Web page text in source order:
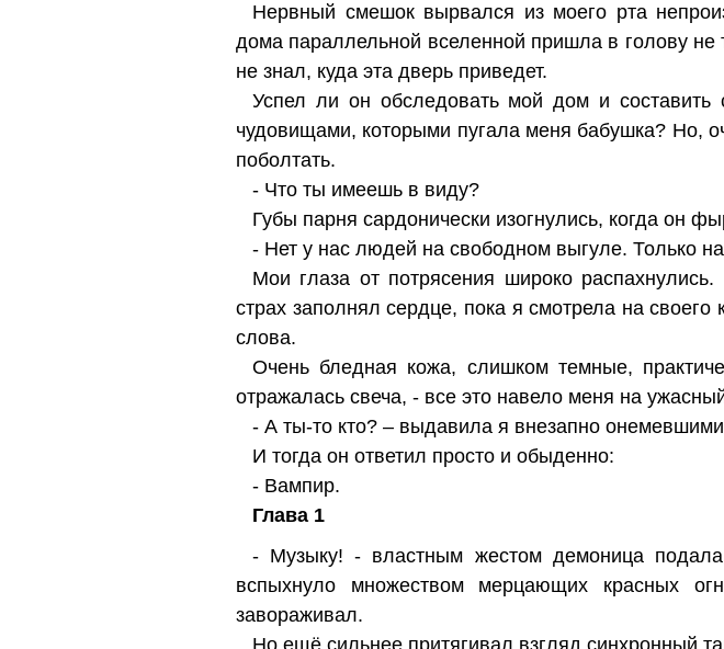
Нервный смешок вырвался из моего рта
дома параллельной вселенной пришла в голову
не знал, куда эта дверь приведет.
Успел ли он обследовать мой дом и
чудовищами, которыми пугала меня бабушка? Но,
поболтать.
- Что ты имеешь в виду?
Губы парня сардонически изогнулись, когда он
- Нет у нас людей на свободном выгуле. Только
Мои глаза от потрясения широко
страх заполнял сердце, пока я смотрела на своего
слова.
Очень бледная кожа, слишком темные,
отражалась свеча, - все это навело меня на
- А ты-то кто? – выдавила я внезапно
И тогда он ответил просто и обыденно:
- Вампир.
Глава 1
- Музыку! - властным жестом демоница
вспыхнуло множеством мерцающих красных
завораживал.
Но ещё сильнее притягивал взгляд синхронный